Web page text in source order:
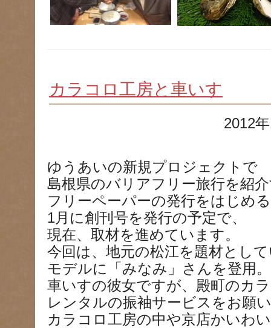
カラコロ工房と車いす
2012
ゆうあいの新規プロジェクトで
島根県のバリアフリー旅行を紹
フリーペーパーの発行をはじめ
1月に創刊号を発行の予定で、
現在、取材を進めています。
今回は、地元の松江を題材とし
モデルに「みなみ」さんを登用。
車いすの彼女ですが、殿町のカ
レンタルの振袖サービスをお願
カラコロ工房の中や京店かいわ